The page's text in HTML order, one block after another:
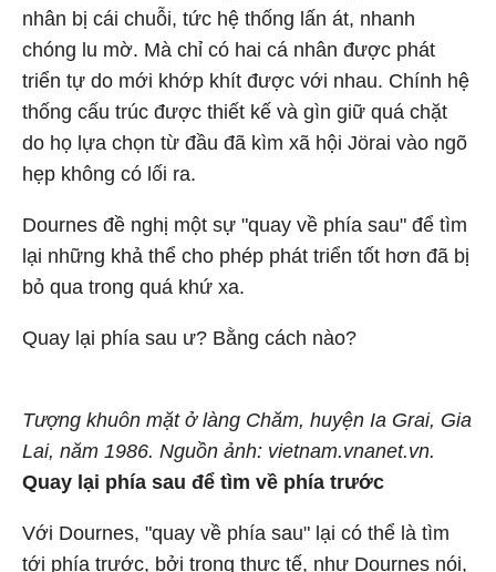
nhân bị cái chuỗi, tức hệ thống lấn át, nhanh
chóng lu mờ. Mà chỉ có hai cá nhân được phát
triển tự do mới khớp khít được với nhau. Chính hệ
thống cấu trúc được thiết kế và gìn giữ quá chặt
do họ lựa chọn từ đầu đã kìm xã hội Jörai vào ngõ
hẹp không có lối ra.
Dournes đề nghị một sự "quay về phía sau" để tìm
lại những khả thể cho phép phát triển tốt hơn đã bị
bỏ qua trong quá khứ xa.
Quay lại phía sau ư? Bằng cách nào?
Tượng khuôn mặt ở làng Chăm, huyện Ia Grai, Gia
Lai, năm 1986. Nguồn ảnh: vietnam.vnanet.vn.
Quay lại phía sau để tìm về phía trước
Với Dournes, "quay về phía sau" lại có thể là tìm
tới phía trước, bởi trong thực tế, như Dournes nói,